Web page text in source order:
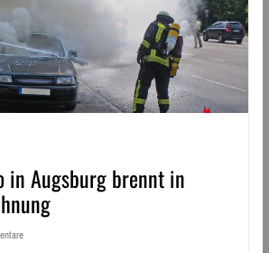
in Augsburg brennt in